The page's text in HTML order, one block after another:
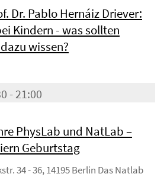
Dr. Pablo Hernáiz Driever:
Kindern - was sollten
wissen?
- 21:00
PhysLab und NatLab –
Geburtstag
34 - 36, 14195 Berlin Das Natlab